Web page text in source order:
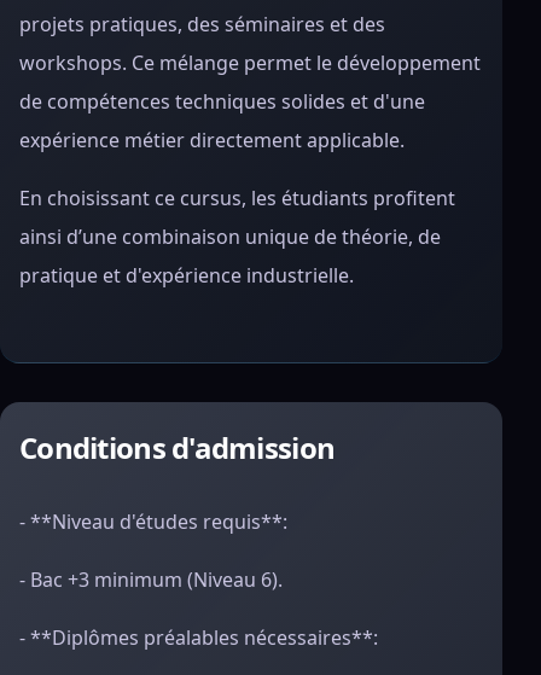
projets pratiques, des séminaires et des
workshops. Ce mélange permet le développement
de compétences techniques solides et d'une
expérience métier directement applicable.
En choisissant ce cursus, les étudiants profitent
ainsi d’une combinaison unique de théorie, de
pratique et d'expérience industrielle.
Conditions d'admission
- **Niveau d'études requis**:
- Bac +3 minimum (Niveau 6).
- **Diplômes préalables nécessaires**: